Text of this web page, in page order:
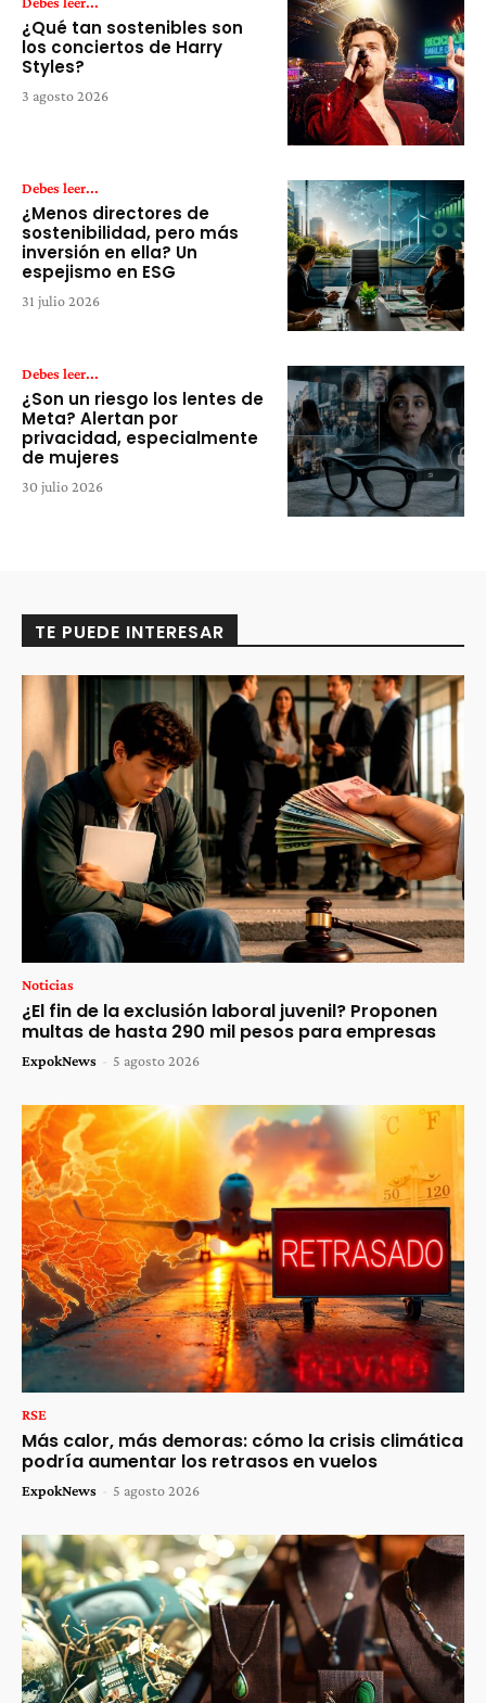
¿Qué tan sostenibles son
los conciertos de Harry
Styles?
3 agosto 2026
Debes leer...
¿Menos directores de
sostenibilidad, pero más
inversión en ella? Un
espejismo en ESG
31 julio 2026
Debes leer...
¿Son un riesgo los lentes de
Meta? Alertan por
privacidad, especialmente
de mujeres
30 julio 2026
TE PUEDE INTERESAR
Noticias
¿El fin de la exclusión laboral juvenil? Proponen
multas de hasta 290 mil pesos para empresas
ExpokNews - 5 agosto 2026
RSE
Más calor, más demoras: cómo la crisis climática
podría aumentar los retrasos en vuelos
ExpokNews - 5 agosto 2026